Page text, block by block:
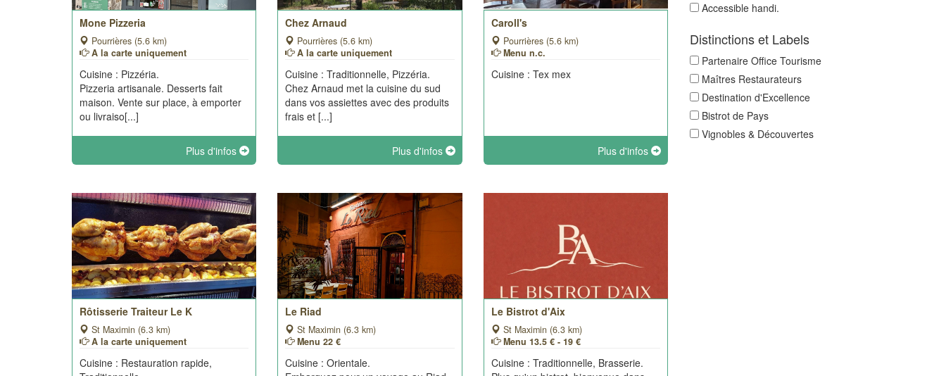
Mone Pizzeria
Pourrières (5.6 km)
A la carte uniquement
Cuisine : Pizzéria.
Pizzeria artisanale. Desserts fait
maison. Vente sur place, à emporter
ou livraiso[...]
Plus d'infos
Chez Arnaud
Pourrières (5.6 km)
A la carte uniquement
Cuisine : Traditionnelle, Pizzéria.
Chez Arnaud met la cuisine du sud
dans vos assiettes avec des produits
frais et [...]
Plus d'infos
Caroll's
Pourrières (5.6 km)
Menu n.c.
Cuisine : Tex mex
Plus d'infos
Rôtisserie Traiteur Le K
St Maximin (6.3 km)
A la carte uniquement
Cuisine : Restauration rapide,
Le Riad
St Maximin (6.3 km)
Menu 22 €
Cuisine : Orientale.
Le Bistrot d'Aix
St Maximin (6.3 km)
Menu 13.5 € - 19 €
Cuisine : Traditionnelle, Brasserie.
Accessible handi.
Distinctions et Labels
Partenaire Office Tourisme
Maîtres Restaurateurs
Destination d'Excellence
Bistrot de Pays
Vignobles & Découvertes